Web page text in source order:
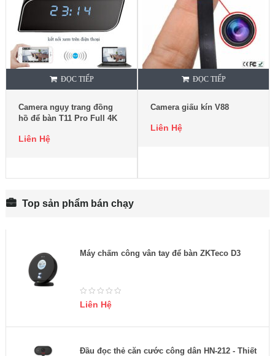
ĐỌC TIẾP
Camera ngụy trang đồng
hồ để bàn T11 Pro Full 4K
Liên Hệ
ĐỌC TIẾP
Camera giấu kín V88
Liên Hệ
Top sản phẩm bán chạy
Máy chấm công vân tay để bàn ZKTeco D3
Liên Hệ
Đầu đọc thẻ căn cước công dân HN-212 - Thiết